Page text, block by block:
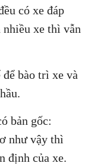
có xe đáp
xe thì vẫn
bào trì xe và
bản gốc:
như vậy thì
định của xe.